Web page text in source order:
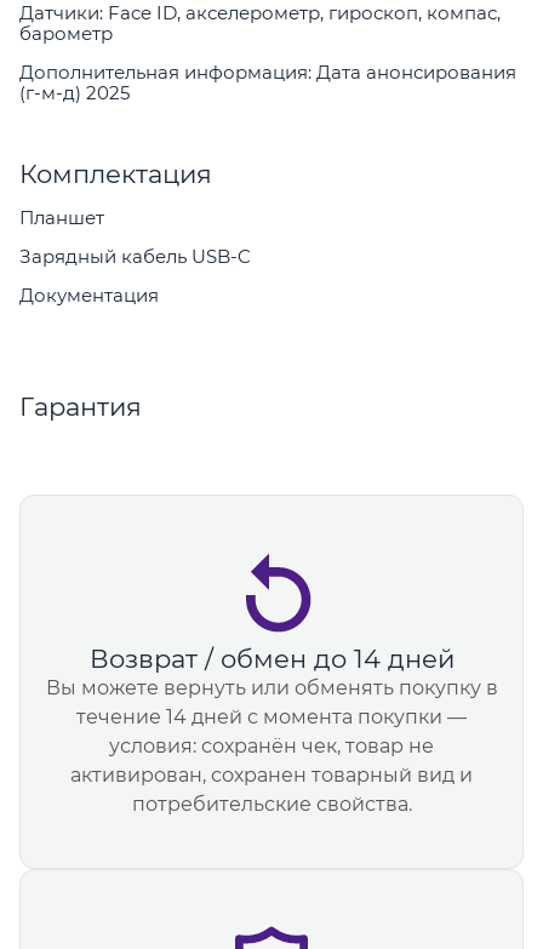
Датчики: Face ID, акселерометр, гироскоп, компас,
барометр
Дополнительная информация: Дата анонсирования
(г-м-д) 2025
Комплектация
Планшет
Зарядный кабель USB-C
Документация
Гарантия
Возврат / обмен до 14 дней
Вы можете вернуть или обменять покупку в
течение 14 дней с момента покупки —
условия: сохранён чек, товар не
активирован, сохранен товарный вид и
потребительские свойства.